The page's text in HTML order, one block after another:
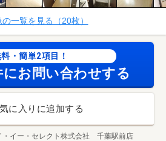
一覧を見る（20枚）
・簡単2項目！
にお問い合わせする
に入りに追加する
・イー・セレクト株式会社 千葉駅前店